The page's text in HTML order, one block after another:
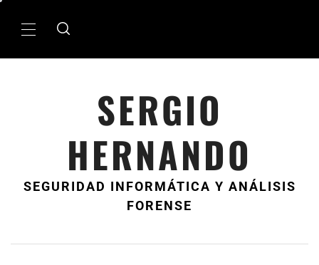
MenÃº
SERGIO
HERNANDO
SEGURIDAD INFORMÁTICA Y ANÁLISIS
FORENSE